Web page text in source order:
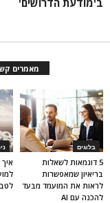
ב'מודעת הדרושים'
מאמרים
בלוגים
5 דוגמאות לשאלות
בריאיון שמאפשרות
לראות את המועמד מבעד
להכנה עם AI